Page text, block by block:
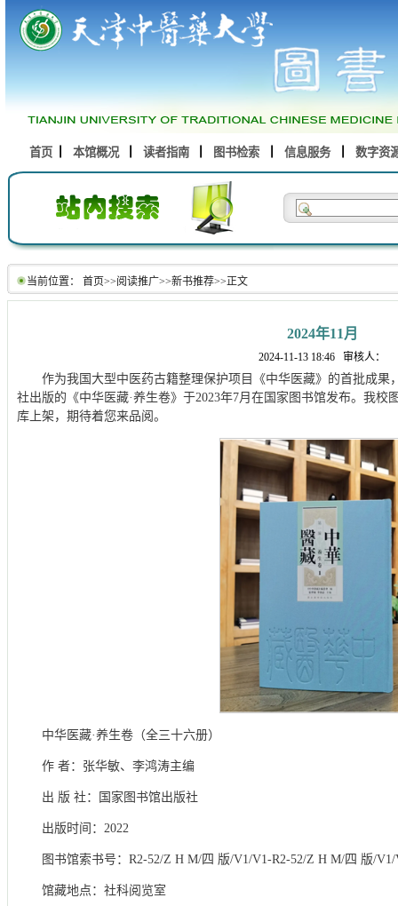
首页 本馆概况 读者指南 图书检索 信息服务 数字资
当前位置： 首页>>阅读推广>>新书推荐>>正文
2024年11月
2024-11-13 18:46 审核人：
作为我国大型中医药古籍整理保护项目《中华医藏》的首批成果
社出版的《中华医藏·养生卷》于2023年7月在国家图书馆发布。我校
库上架，期待着您来品阅。
中华医藏·养生卷（全三十六册）
作 者：张华敏、李鸿涛主编
出 版 社：国家图书馆出版社
出版时间：2022
图书馆索书号：R2-52/Z H M/四 版/V1/V1-R2-52/Z H M/四 版/V1/
馆藏地点：社科阅览室